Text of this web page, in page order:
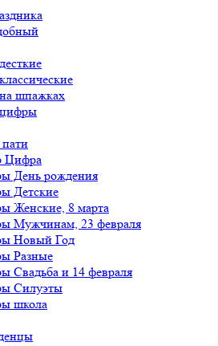
шпажках
Цифра
День рождения
Детские
Женские, 8 марта
Мужчинам, 23 февраля
Новый Год
Разные
Свадьба и 14 февраля
Силуэты
школа